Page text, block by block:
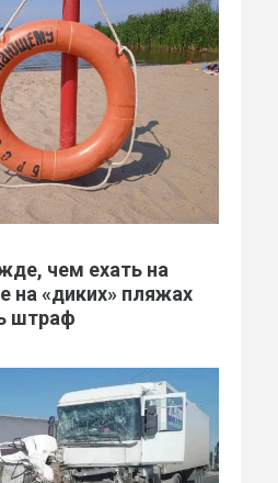
чем ехать на
на «диких» пляжах
штраф